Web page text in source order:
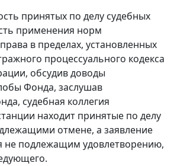
принятых по делу судебных
применения норм
в пределах, установленных
процессуального кодекса
обсудив доводы
Фонда, заслушав
судебная коллегия
находит принятые по делу
отмене, а заявление
не подлежащим удовлетворению,